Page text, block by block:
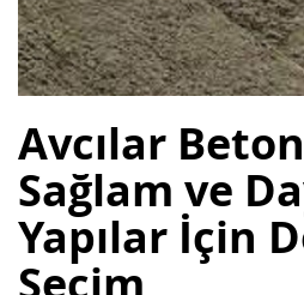
Avcılar
Sağlam ve
Yapılar İçin